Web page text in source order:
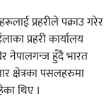
प्रहरीले पक्राउ गरेर
प्रहरी कार्यालय
नेपालगन्ज हुँदै भारत
क्षेत्रका पसलहरुमा
थिए ।